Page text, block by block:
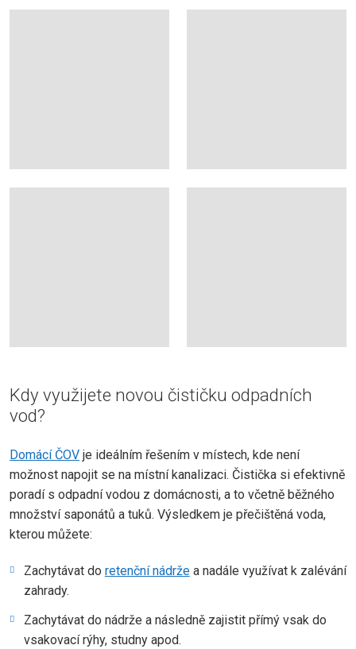
Kdy využijete novou čističku odpadních
vod?
Domácí ČOV je ideálním řešením v místech, kde není
možnost napojit se na místní kanalizaci. Čistička si efektivně
poradí s odpadní vodou z domácnosti, a to včetně běžného
množství saponátů a tuků. Výsledkem je přečištěná voda,
kterou můžete:
Zachytávat do retenční nádržea nadále využívat k zalévání
zahrady.
Zachytávat do nádrže a následně zajistit přímý vsak do
vsakovací rýhy, studny apod.